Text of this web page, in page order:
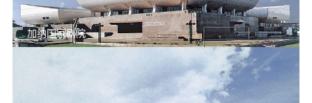
加纳国家剧院